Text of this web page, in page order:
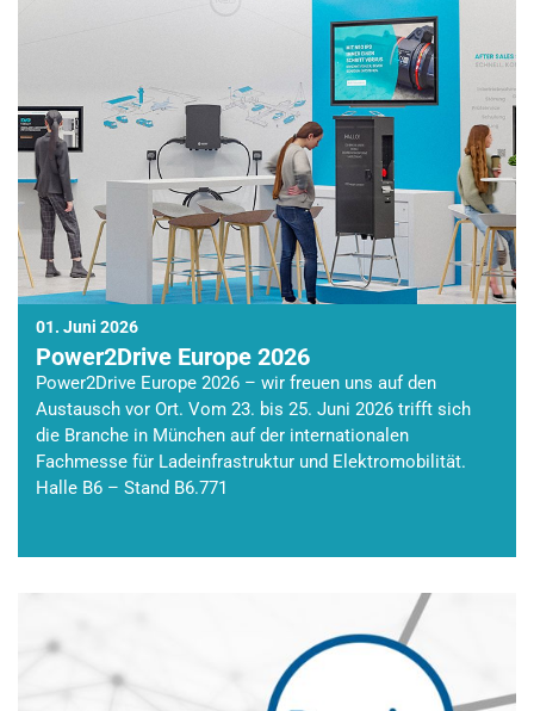
01. Juni 2026
Power2Drive Europe 2026
Power2Drive Europe 2026 – wir freuen uns auf den
Austausch vor Ort. Vom 23. bis 25. Juni 2026 trifft sich
die Branche in München auf der internationalen
Fachmesse für Ladeinfrastruktur und Elektromobilität.
Halle B6 – Stand B6.771